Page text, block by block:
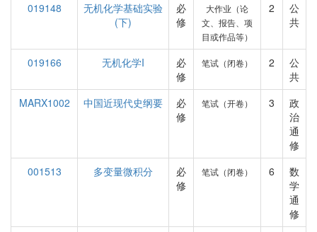
019148
无机化学基础实验
(下)
必
修
大作业（论
文、报告、项
目或作品等）
2
公
共
019166 无机化学I
必
修
笔试（闭卷） 2
公
共
MARX1002
中国近现代史纲要
必
修
笔试（开卷） 3
政
治
通
修
001513
多变量微积分
必
修
笔试（闭卷） 6
数
学
通
修